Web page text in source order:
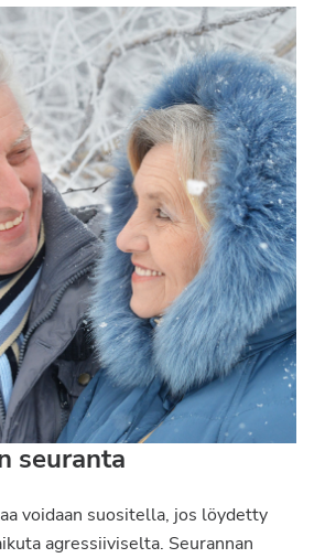
seuranta
voidaan suositella, jos löydetty
agressiiviselta. Seurannan